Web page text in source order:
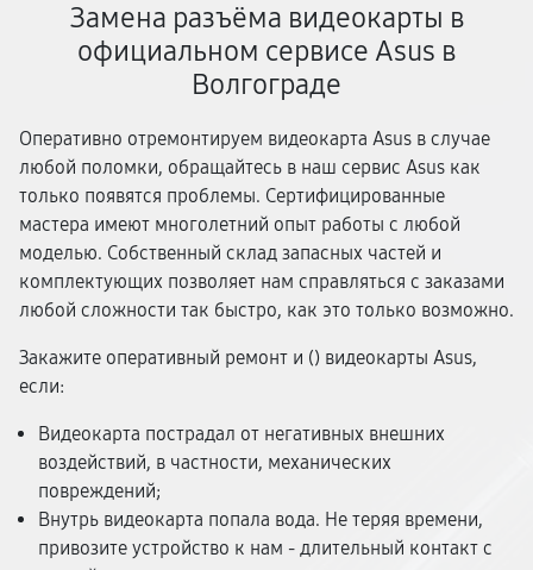
Замена разъёма видеокарты в
официальном сервисе Asus в
Волгограде
Оперативно отремонтируем видеокарта Asus в случае
любой поломки, обращайтесь в наш сервис Asus как
только появятся проблемы. Сертифицированные
мастера имеют многолетний опыт работы с любой
моделью. Собственный склад запасных частей и
комплектующих позволяет нам справляться с заказами
любой сложности так быстро, как это только возможно.
Закажите оперативный ремонт и () видеокарты Asus,
если:
Видеокарта пострадал от негативных внешних
воздействий, в частности, механических
повреждений;
Внутрь видеокарта попала вода. Не теряя времени,
привозите устройство к нам - длительный контакт с